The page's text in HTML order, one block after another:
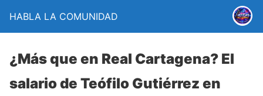
HABLA LA COMUNIDAD
¿Más que en Real Cartagena? El
salario de Teófilo Gutiérrez en